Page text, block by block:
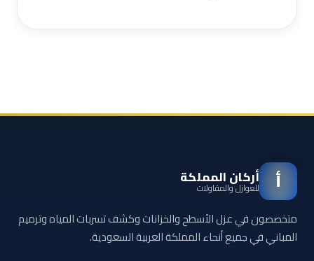
أ أركان المملكة
للعوازل والمقاولات
متخصصون في عزل الأسطح والخزانات وكشف تسربات المياه وترميم
المباني في جميع أنحاء المملكة العربية السعودية.